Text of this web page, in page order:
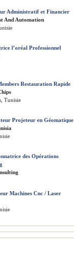
Administratif et Financier
And Automation
l’oréal Professionnel
Restauration Rapide
Tunisie
Projeteur en Géomatique
des Opérations
Machines Cnc / Laser